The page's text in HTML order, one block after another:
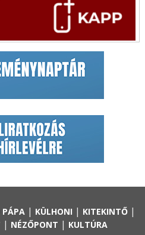
PÁPA| KÜLHONI | KITEKINTŐ|
| NÉZŐPONT | KULTÚRA